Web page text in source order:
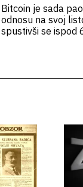
Bitcoin je sada
odnosu na svoj
spustivši se ispod